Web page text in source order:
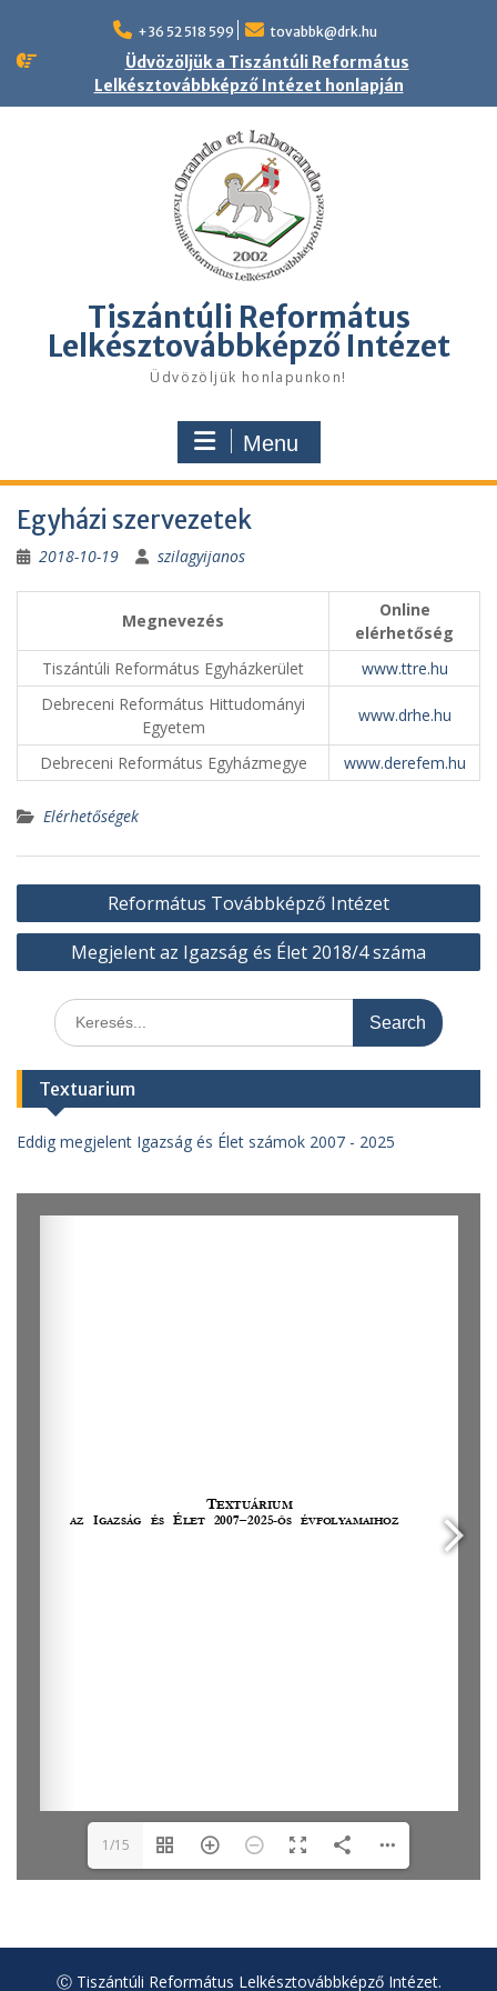
content
+36 52 518 599 tovabbk@drk.hu
Üdvözöljük a Tiszántúli Református
Lelkésztovábbképző Intézet honlapján
Tiszántúli Református
Lelkésztovábbképző Intézet
Üdvözöljük honlapunkon!
Menu
Egyházi szervezetek
2018-10-19 szilagyijanos
Megnevezés
Online
elérhetőség
Tiszántúli Református Egyházkerület
www.ttre.hu
Debreceni Református Hittudományi
Egyetem
www.drhe.hu
Debreceni Református Egyházmegye www.derefem.hu
Elérhetőségek
Bejegyzés
navigáció
Református Továbbképző Intézet
Megjelent az Igazság és Élet 2018/4 száma
Search
for:
Textuarium
Eddig megjelent Igazság és Élet számok 2007 - 2025
1/15
Ⓒ Tiszántúli Református Lelkésztovábbképző Intézet.